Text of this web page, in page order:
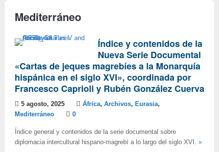
Mediterráneo
Índice y contenidos de la
Nueva Serie Documental
«Cartas de jeques magrebíes a la Monarquía
hispánica en el siglo XVI», coordinada por
Francesco Caprioli y Rubén González Cuerva
5 agosto, 2025 África, Archivos, Eurasia,
Mediterráneo
0
Índice general y contenidos de la serie documental sobre
diplomacia intercultural hispano-magrebí a lo largo del siglo XVI. »